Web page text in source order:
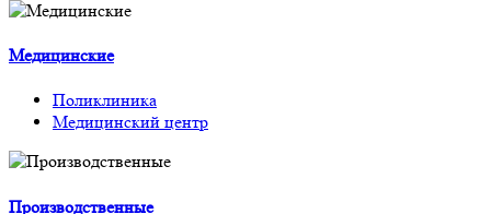
Медицинские
Поликлиника
Медицинский центр
Производственные